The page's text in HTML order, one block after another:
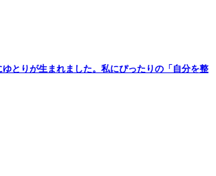
とりが生まれました。私にぴったりの「自分を整